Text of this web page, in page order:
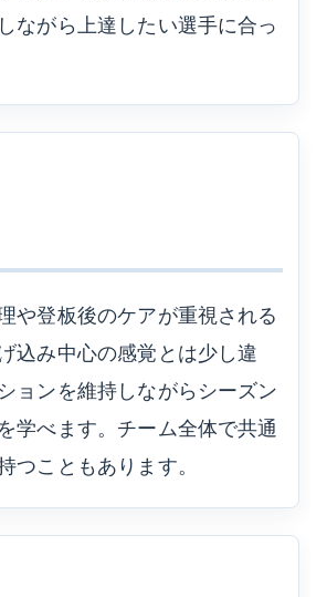
ながら上達したい選手に合っ
や登板後のケアが重視される
込み中心の感覚とは少し違
ョンを維持しながらシーズン
学べます。チーム全体で共通
つこともあります。